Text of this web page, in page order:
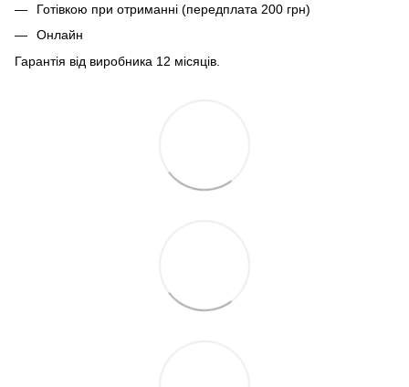
Готівкою при отриманні (передплата 200 грн)
Онлайн
Гарантія від виробника 12 місяців.